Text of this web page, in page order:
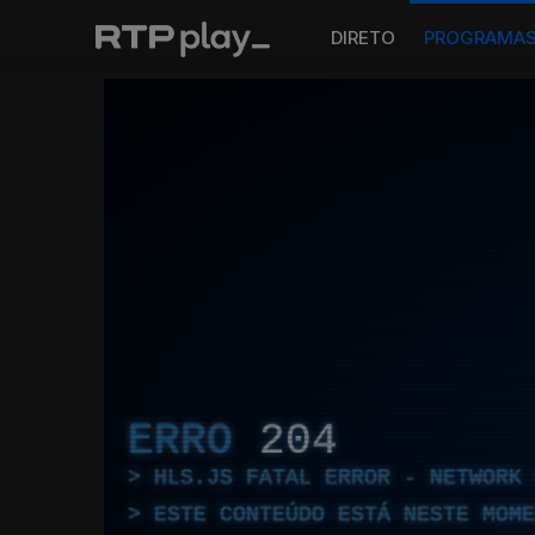
DIRETO
ERRO 204
HLS.JS FATAL ERROR - NETWORK
ESTE CONTEÚDO ESTÁ NESTE